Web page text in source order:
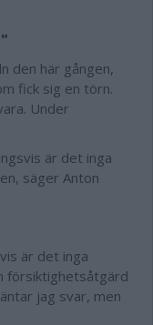
den här gången,
fick sig en törn.
Under
är det inga
säger Anton
är det inga
försiktighetsåtgärd
jag svar, men